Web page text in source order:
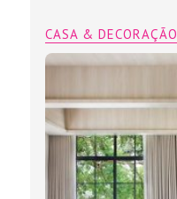
CASA & DECORAÇÃO